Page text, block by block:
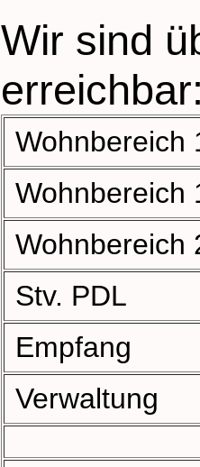
Wir sind
Stv. PDL
Empfang
Verwaltung